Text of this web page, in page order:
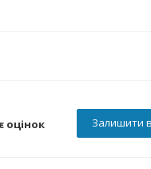
оцінок Залишити